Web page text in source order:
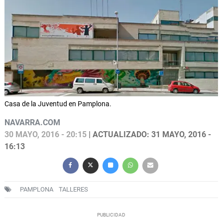
Casa de la Juventud en Pamplona.
NAVARRA.COM
30 MAYO, 2016 - 20:15 | ACTUALIZADO: 31 MAYO, 2016 -
16:13
PAMPLONA TALLERES